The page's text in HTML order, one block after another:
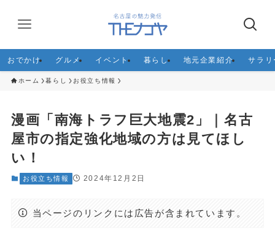
おでかけ グルメ イベント 暮らし 地元企業紹介 サラリ
ホーム 暮らし お役立ち情報
漫画「南海トラフ巨大地震2」｜名古
屋市の指定強化地域の方は見てほし
い！
お役立ち情報 2024年12月2日
当ページのリンクには広告が含まれています。